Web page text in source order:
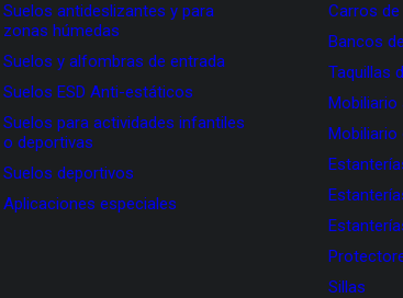
Suelos antideslizantes y para
zonas húmedas
Suelos y alfombras de entrada
Suelos ESD Anti-estáticos
Suelos para actividades infantiles
o deportivas
Suelos deportivos
Aplicaciones especiales
Carros
Bancos
Taquillas
Mobiliario
Mobiliario
Sillas